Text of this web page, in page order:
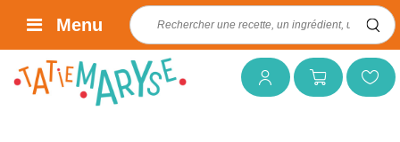
Mon compteMon panierMes favoris
Rechercher :
Menu